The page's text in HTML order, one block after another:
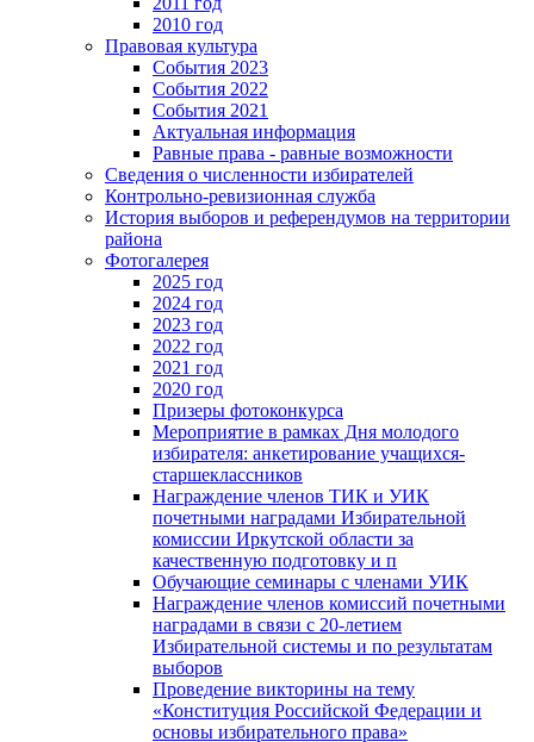
2010 год
Правовая культура
События 2023
События 2022
События 2021
Актуальная информация
Равные права - равные возможности
Сведения о численности избирателей
Контрольно-ревизионная служба
История выборов и референдумов на территории
района
Фотогалерея
2025 год
2024 год
2023 год
2022 год
2021 год
2020 год
Призеры фотоконкурса
Мероприятие в рамках Дня молодого
избирателя: анкетирование учащихся-
старшеклассников
Награждение членов ТИК и УИК
почетными наградами Избирательной
комиссии Иркутской области за
качественную подготовку и п
Обучающие семинары с членами УИК
Награждение членов комиссий почетными
наградами в связи с 20-летием
Избирательной системы и по результатам
выборов
Проведение викторины на тему
«Конституция Российской Федерации и
основы избирательного права»